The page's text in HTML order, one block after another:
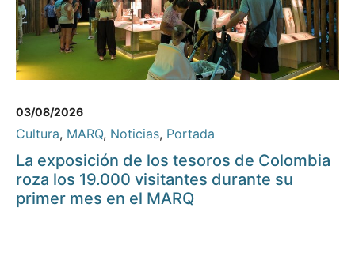
03/08/2026
Cultura, MARQ, Noticias, Portada
La exposición de los tesoros de Colombia
roza los 19.000 visitantes durante su
primer mes en el MARQ